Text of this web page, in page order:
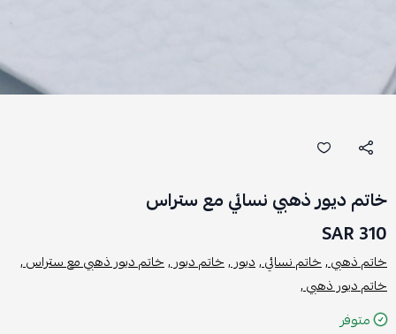
خاتم ديور ذهبي نسائي مع ستراس
310 SAR
خاتم ذهبي ,خاتم نسائي ,ديور ,خاتم ديور ,خاتم ديور ذهبي مع ستراس ,
خاتم ديور ذهبي ,
متوفر